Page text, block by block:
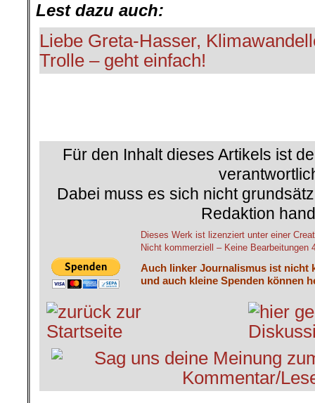
Lest dazu auch:
Liebe Greta-Hasser,
Trolle – geht einfach!
Für den Inhalt dieses Artikels ist
Dabei muss es sich nicht
Redaktion
Dieses Werk ist lizenziert unter einer
Nicht kommerziell – Keine Bearbeitungen
Auch linker Journalismus ist nicht
und auch kleine Spenden können